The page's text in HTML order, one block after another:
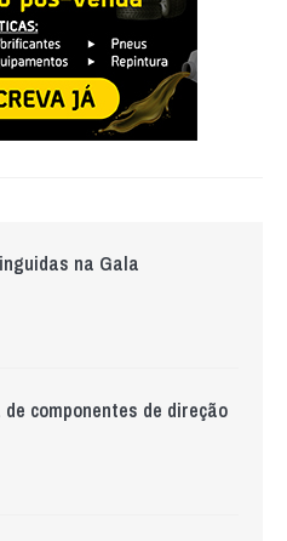
na Gala
componentes de direção